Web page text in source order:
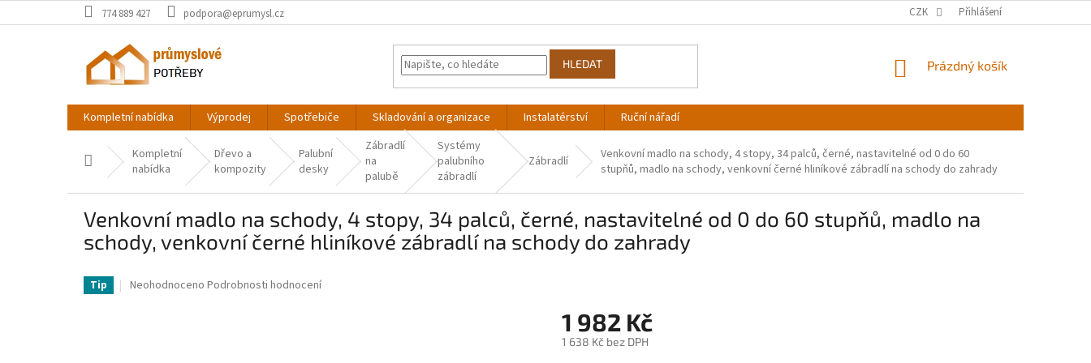
na
774 889 427 podpora@eprumysl.cz CZK Přihlášení
HLEDAT
NÁKUPNÍ
Prázdný košík
Kompletní nabídka Výprodej Spotřebiče Skladování a organizace Instalatérství Ruční nářadí
Domů Kompletní
nabídka
Dřevo a
kompozity
Palubní
desky
Zábradlí
na
palubě
Systémy
palubního
zábradlí
Zábradlí
Venkovní madlo na schody, 4 stopy, 34 palců, černé, nastavitelné od 0 do 60
stupňů, madlo na schody, venkovní černé hliníkové zábradlí na schody do zahrady
Venkovní madlo na schody, 4 stopy, 34 palců, černé, nastavitelné od 0 do 60 stupňů, madlo na
schody, venkovní černé hliníkové zábradlí na schody do zahrady
Tip
Průměrné
Neohodnoceno Podrobnosti hodnocení
1 982 Kč
1 638 Kč bez DPH